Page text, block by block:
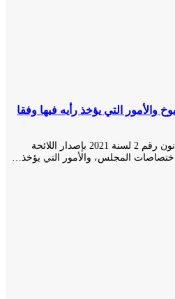
التي يؤخذ رأيه فيها وفقا
كتب: محمد علاء حدد القانون رقم 2 لسنة 2021 بإصدار اللائحة
المجلس، والأمور التي يؤخذ…